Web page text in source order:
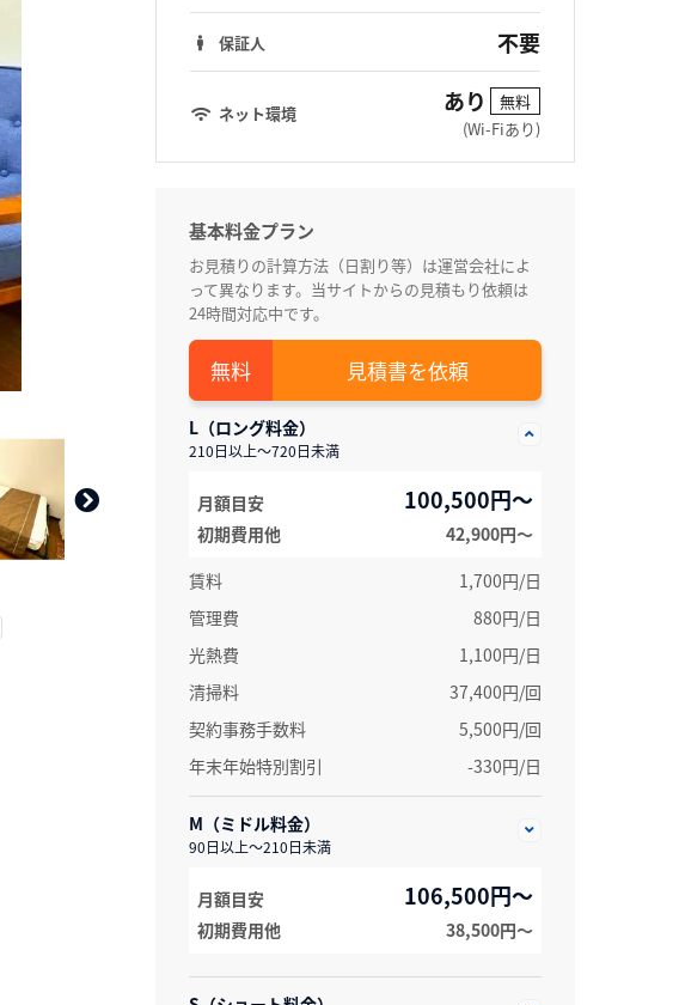
保証人 不要
ネット環境 あり
無料
(Wi-Fiあり)
基本料金プラン
お見積りの計算方法（日割り等）は運営会社によ
って異なります。当サイトからの見積もり依頼は
24時間対応中です。
見積書を依頼
L（ロング料金）
210日以上～720日未満
月額目安 100,500円～
初期費用他
42,900円〜
賃料
1,700円/日
管理費
880円/日
光熱費
1,100円/日
清掃料
37,400円/回
契約事務手数料
5,500円/回
年末年始特別割引
-330円/日
M（ミドル料金）
90日以上～210日未満
月額目安 106,500円～
初期費用他 38,500円〜